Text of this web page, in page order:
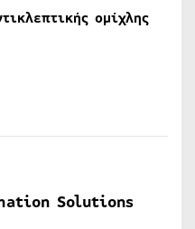
ομίχλης
Solutions